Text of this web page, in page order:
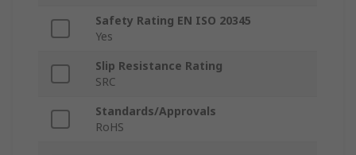
Safety Rating EN ISO 20345
Yes
Slip Resistance Rating
SRC
Standards/Approvals
RoHS